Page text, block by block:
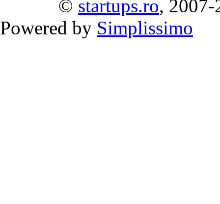
© startups.ro, 2007-
Powered by Simplissimo